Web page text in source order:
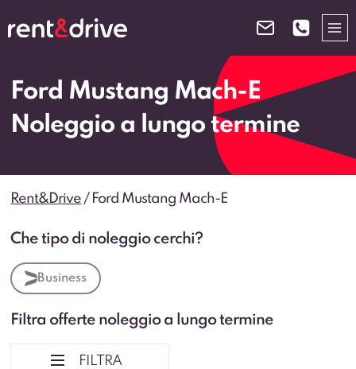
al
Ford Mustang Mach-E
Noleggio a lungo termine
Rent&Drive / Ford Mustang Mach-E
Che tipo di noleggio cerchi?
Business
Filtra offerte noleggio a lungo termine
FILTRA